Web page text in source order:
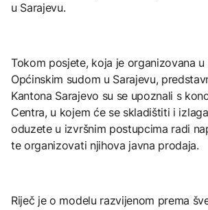
u Sarajevu.
Tokom posjete, koja je organizovana u
Općinskim sudom u Sarajevu,
Kantona Sarajevo su se upoznali s
Centra, u kojem će se skladištiti i
oduzete u izvršnim postupcima radi
te organizovati njihova javna prodaja.
Riječ je o modelu razvijenom prema